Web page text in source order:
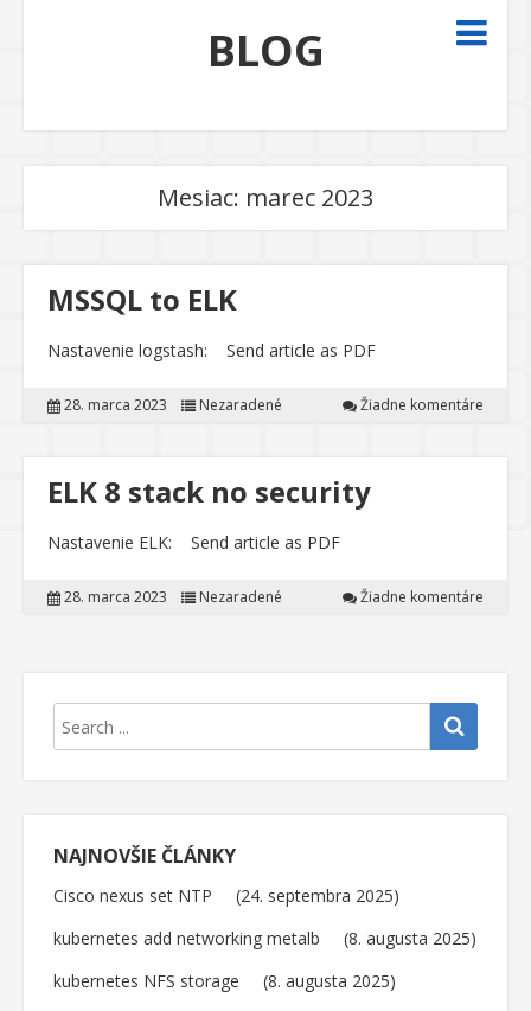
BLOG
Mesiac: marec 2023
MSSQL to ELK
Nastavenie logstash: Send article as PDF
28. marca 2023 Nezaradené Žiadne komentáre
ELK 8 stack no security
Nastavenie ELK: Send article as PDF
28. marca 2023 Nezaradené Žiadne komentáre
NAJNOVŠIE ČLÁNKY
Cisco nexus set NTP
24. septembra 2025
kubernetes add networking metalb
8. augusta 2025
kubernetes NFS storage
8. augusta 2025